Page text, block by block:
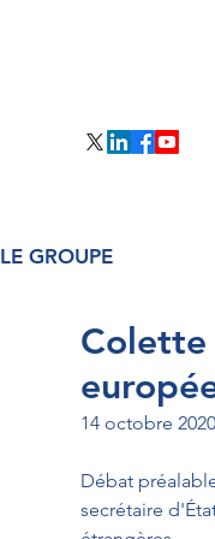
LE GROUPE
Colette
14 octobre 2020
Débat
secrétaire